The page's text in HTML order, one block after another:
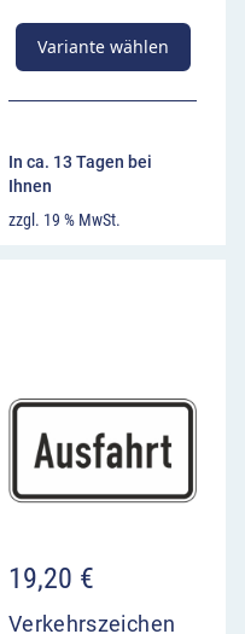
Variante wählen
In ca. 13 Tagen bei
Ihnen
zzgl. 19 % MwSt.
19,20 €
Verkehrszeichen